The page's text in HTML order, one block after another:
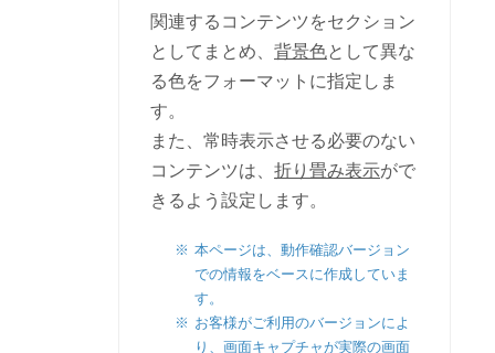
関連するコンテンツをセクション
としてまとめ、 背景色として異な
る色をフォーマットに指定しま
す。
また、常時表示させる必要のない
コンテンツは、 折り畳み表示がで
きるよう設定します。
本ページは、動作確認バージョン
での情報をベースに作成していま
す。
お客様がご利用のバージョンによ
り、画面キャプチャが実際の画面